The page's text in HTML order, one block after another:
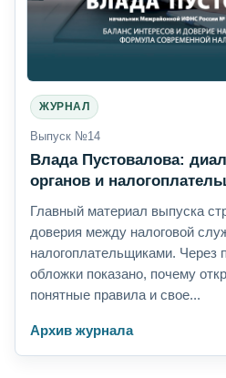
ЖУРНАЛ
Выпуск №14
Влада Пустовалова:
органов и
Главный материал выпуска
доверия между налоговой
налогоплательщиками. Через
обложки показано, почему
понятные правила и свое...
Архив журнала